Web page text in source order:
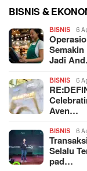
BISNIS &
BISNIS 6
Jadi
BISNIS 6
Aven…
BISNIS 6
Selalu
pad…